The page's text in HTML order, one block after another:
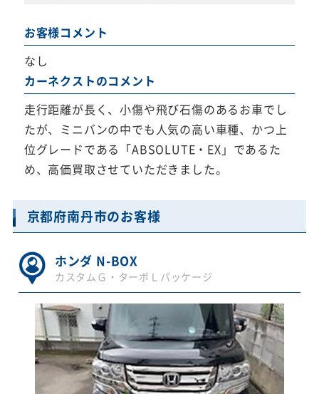
お客様コメント
なし
カーネクストのコメント
走行距離が長く、小傷や飛び石傷のあるお車でし
たが、ミニバンの中でも人気の高い車種、かつ上
位グレードである「ABSOLUTE・EX」であるた
め、高価買取させていただきました。
京都府南丹市のお客様
ホンダ N-BOX
カスタムＧ・ターボＬパッケージ